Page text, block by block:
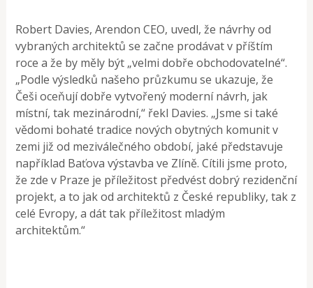
Robert Davies, Arendon CEO, uvedl, že návrhy od
vybraných architektů se začne prodávat v příštím
roce a že by měly být „velmi dobře obchodovatelné“.
„Podle výsledků našeho průzkumu se ukazuje, že
Češi oceňují dobře vytvořený moderní návrh, jak
místní, tak mezinárodní,“ řekl Davies. „Jsme si také
vědomi bohaté tradice nových obytných komunit v
zemi již od meziválečného období, jaké představuje
například Baťova výstavba ve Zlíně. Cítili jsme proto,
že zde v Praze je příležitost předvést dobrý rezidenční
projekt, a to jak od architektů z České republiky, tak z
celé Evropy, a dát tak příležitost mladým
architektům.“